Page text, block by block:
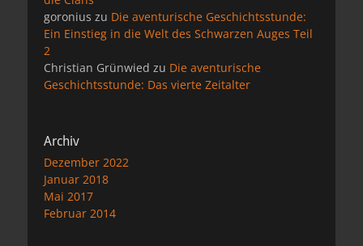
goronius zu Die aventurische Geschichtsstunde:
Ein Einstieg in die Welt des Schwarzen Auges Teil
2
Christian Grünwied zu Die aventurische
Geschichtsstunde: Das vierte Zeitalter
Archiv
Dezember 2022
Januar 2018
Mai 2017
Februar 2014